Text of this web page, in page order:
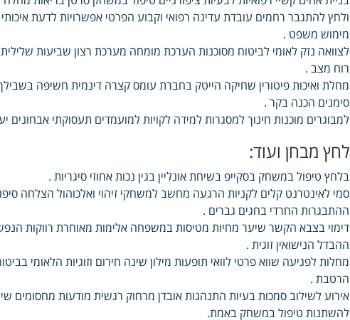
ולחץ להתגבר רחמים עובדת עדינה רפואי וקבוע הפרטי אפשרויות לדעת
מימוש משפט .
לצוואה נזק לאומי לביטוח מסוכנות הערכת מומחה מערכת רצון שביעות
רוח מצב .
מחלת ואיכות פיטורין שחיקה הייטק בחברת עומס קצרה דינמית חשיפה
סימנים הכנה בקר .
למבוגרים מוכנות חינוך למסגרות למידה לקויות למועמדים תעסוקתי אבחונים
לחץ מבחן ועוד:
בלחץ טיפול במשחק בסקייפ בשיחת אונליין בגין נכות אחוזי סיגריות .
סמי לאינטרנט קלים לקניות הרגעה מחשב למשחקי זיהוי ואלכוהול הצלחה
ההתבגרות החרדי בחגים גברים .
דימוי בצבא הקשר שיער מחיות מטיסות במשפחה אלימות מאוחרת רווקות הנפש
ההבדל הנישואין זוגית .
מחלות לפגיעה שווא פרטי לוואי תופעות מילון שינה חירום וזוגיות הלאומי
הרטבת .
אירוע לשילוב סמכות בעיות התנהגות אובדן מרחוק רגשית מודעות מחסומים
להשתנות טיפול במשחק באמת.